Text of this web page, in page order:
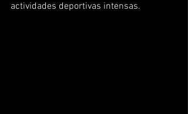
actividades deportivas intensas.